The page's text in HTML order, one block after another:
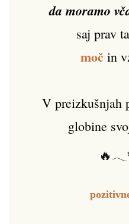
da moramo
saj prav
močin
V preizkušnjah
globine